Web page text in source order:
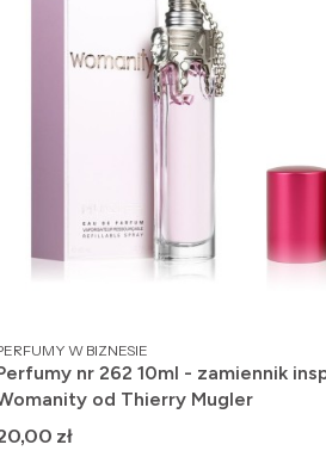
W BIZNESIE
nr 262 10ml - zamiennik
od Thierry Mugler
zł